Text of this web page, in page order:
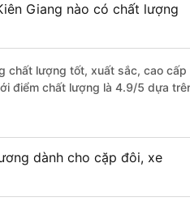
Giang nào có chất lượng
chất lượng tốt, xuất sắc, cao cấp
điểm chất lượng là 4.9/5 dựa
dành cho cặp đôi, xe